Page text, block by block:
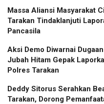
Massa Aliansi Masyarakat
Tarakan Tindaklanjuti
Pancasila
Aksi Demo Diwarnai
Jubah Hitam Gepak
Polres Tarakan
Deddy Sitorus Serahkan
Tarakan, Dorong